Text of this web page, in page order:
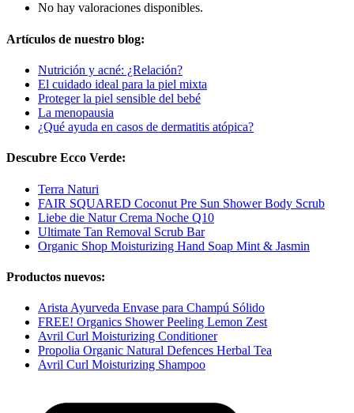
No hay valoraciones disponibles.
Artículos de nuestro blog:
Nutrición y acné: ¿Relación?
El cuidado ideal para la piel mixta
Proteger la piel sensible del bebé
La menopausia
¿Qué ayuda en casos de dermatitis atópica?
Descubre Ecco Verde:
Terra Naturi
FAIR SQUARED Coconut Pre Sun Shower Body Scrub
Liebe die Natur Crema Noche Q10
Ultimate Tan Removal Scrub Bar
Organic Shop Moisturizing Hand Soap Mint & Jasmin
Productos nuevos:
Arista Ayurveda Envase para Champú Sólido
FREE! Organics Shower Peeling Lemon Zest
Avril Curl Moisturizing Conditioner
Propolia Organic Natural Defences Herbal Tea
Avril Curl Moisturizing Shampoo